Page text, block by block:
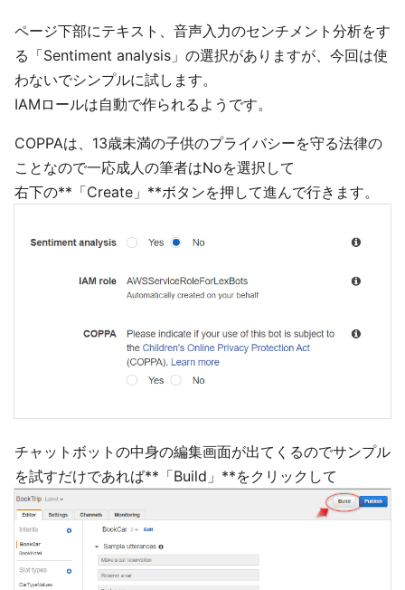
ページ下部にテキスト、音声入力のセンチメント分析をす
る「Sentiment analysis」の選択がありますが、今回は使
わないでシンプルに試します。
IAMロールは自動で作られるようです。
COPPAは、13歳未満の子供のプライバシーを守る法律の
ことなので一応成人の筆者はNoを選択して
右下の**「Create」**ボタンを押して進んで行きます。
チャットボットの中身の編集画面が出てくるのでサンプル
を試すだけであれば**「Build」**をクリックして